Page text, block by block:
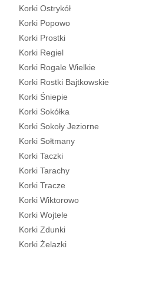
Korki Ostrykół
Korki Popowo
Korki Prostki
Korki Regiel
Korki Rogale Wielkie
Korki Rostki Bajtkowskie
Korki Śniepie
Korki Sokółka
Korki Sokoły Jeziorne
Korki Sołtmany
Korki Taczki
Korki Tarachy
Korki Tracze
Korki Wiktorowo
Korki Wojtele
Korki Zdunki
Korki Żelazki